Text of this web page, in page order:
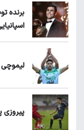
برنده
پیروزی